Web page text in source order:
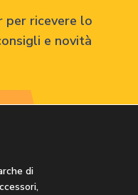
ricevere lo
e novità
di